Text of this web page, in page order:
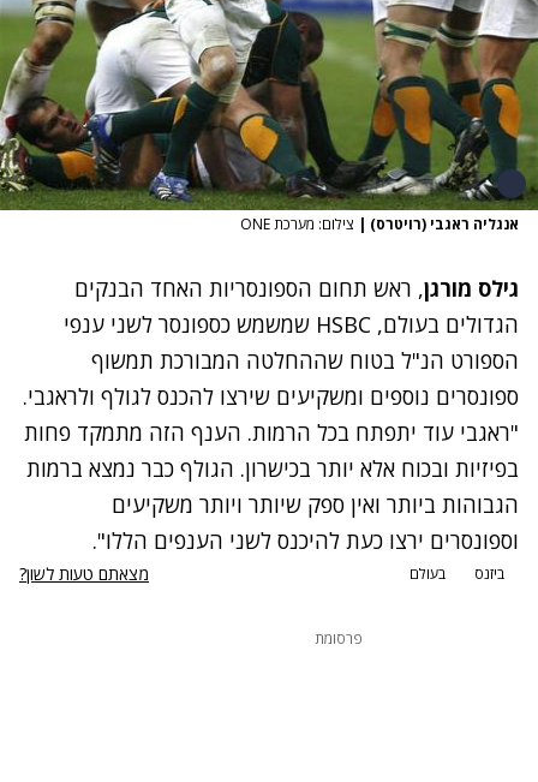
אנגליה ראגבי (רויטרס) | צילום: מערכת ONE
גילס מורגן, ראש תחום הספונסריות האחד הבנקים
הגדולים בעולם, HSBC שמשמש כספונסר לשני ענפי
הספורט הנ"ל בטוח שההחלטה המבורכת תמשוף
ספונסרים נוספים ומשקיעים שירצו להכנס לגולף ולראגבי.
"ראגבי עוד יתפתח בכל הרמות. הענף הזה מתמקד פחות
בפיזיות ובכוח אלא יותר בכישרון. הגולף כבר נמצא ברמות
הגבוהות ביותר ואין ספק שיותר ויותר משקיעים
וספונסרים ירצו כעת להיכנס לשני הענפים הללו".
ביזנס בעולם מצאתם טעות לשון?
פרסומת